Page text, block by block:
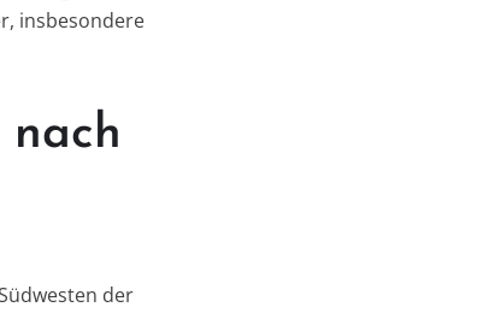
insbesondere
der